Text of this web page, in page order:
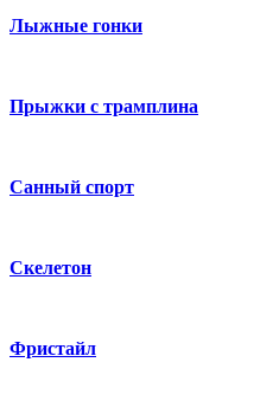
Лыжные гонки
Прыжки с трамплина
Санный спорт
Скелетон
Фристайл